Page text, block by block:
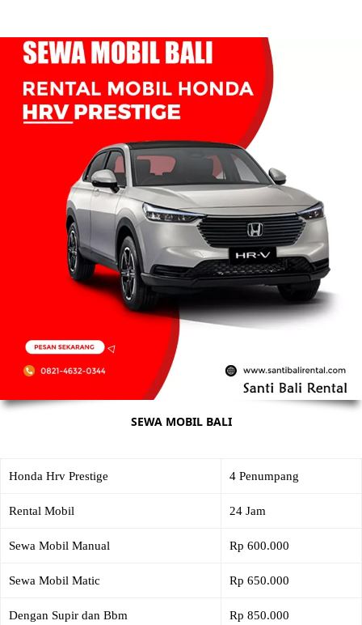
SEWA MOBIL BALI
Honda Hrv Prestige 4 Penumpang
Rental Mobil 24 Jam
Sewa Mobil Manual Rp 600.000
Sewa Mobil Matic Rp 650.000
Dengan Supir dan Bbm Rp 850.000